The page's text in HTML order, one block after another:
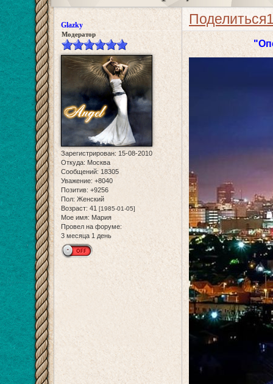
Поделиться
Glazky
Модератор
Зарегистрирован: 15-08-2010
Откуда: Москва
Сообщений: 18305
Уважение: +8040
Позитив: +9256
Пол: Женский
Возраст: 41 [1985-01-05]
Мое имя: Мария
Провел на форуме:
3 месяца 1 день